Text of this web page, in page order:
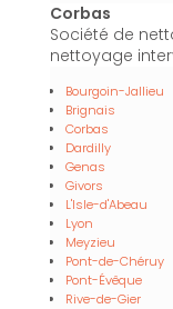
Corbas
Société de
nettoyage
Bourgoin-Jallieu
Brignais
Corbas
Dardilly
Genas
Givors
L'Isle-d'Abeau
Lyon
Meyzieu
Pont-de-Chéruy
Pont-Évêque
Rive-de-Gier